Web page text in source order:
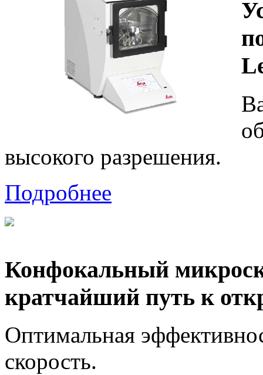
высокого разрешения.
Подробнее
Конфокальный
кратчайший путь к
Оптимальная
скорость.